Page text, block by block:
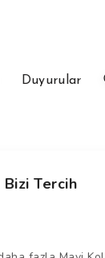
Duyurular
Tercih